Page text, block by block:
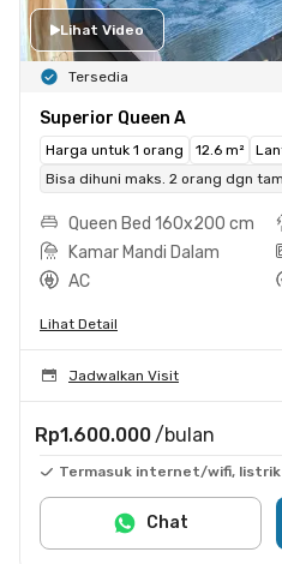
Lihat Video
Tersedia
Superior Queen A
Harga untuk 1 orang 12.6 m²
Bisa dihuni maks. 2 orang dgn
Queen Bed 160x200 cm
Kamar Mandi Dalam
AC
Lihat Detail
Jadwalkan Visit
Rp1.600.000 /bulan
Termasuk internet/wifi, listrik
Chat